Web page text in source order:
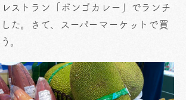
ストラン「ボンゴカレー」でランチ
た。さて、スーパーマーケットで買
。